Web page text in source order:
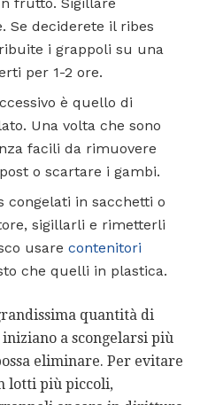
Se deciderete il ribes
i grappoli su una
per 1-2 ore.
è quello di
Una volta che sono
facili da rimuovere
o scartare i gambi.
congelati in sacchetti o
sigillarli e rimetterli
usare contenitori
che quelli in plastica.
quantità di
a scongelarsi più
eliminare. Per evitare
lotti più piccoli,